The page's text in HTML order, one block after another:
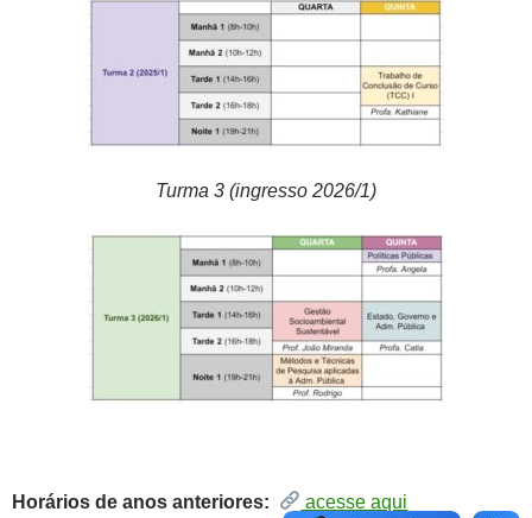
Turma 3 (ingresso 2026/1)
Horários de anos anteriores: acesse aqui